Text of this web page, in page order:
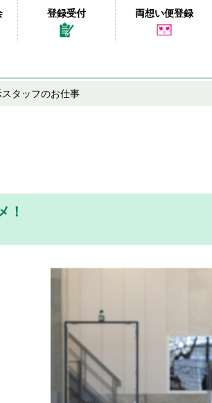
登録受付 両想い便登録
タッフのお仕事
！